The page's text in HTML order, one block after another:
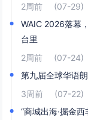
2周前
(07-29)
WAIC 2026落幕
台里
2周前
(07-24)
第九届全球华语
3周前
(07-22)
“商城出海·掘金